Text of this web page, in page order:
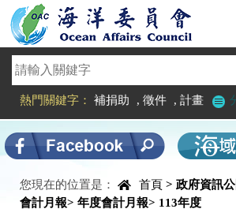
進入內容區塊
熱門關鍵字： 補捐助 , 徵件 , 計畫
您現在的位置是： 首頁 > 政府資訊
會計月報> 年度會計月報> 113年度
中央內容區塊